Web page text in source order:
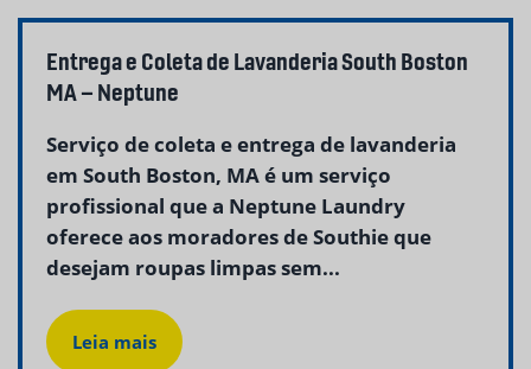
Entrega e Coleta de Lavanderia South Boston
MA – Neptune
Serviço de coleta e entrega de lavanderia
em South Boston, MA é um serviço
profissional que a Neptune Laundry
oferece aos moradores de Southie que
desejam roupas limpas sem...
Leia mais